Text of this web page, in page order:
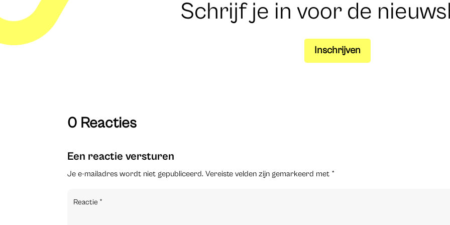
Schrijf je in voor de
Inschrijven
0 Reacties
Een reactie versturen
Je e-mailadres wordt niet gepubliceerd. Vereiste velden zijn gemarkeerd met *